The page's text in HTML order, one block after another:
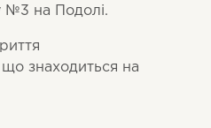
№3 на Подолі.
знаходиться на